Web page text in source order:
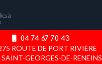
04 74 67 70 43
ROUTE DE PORT RIVIÈRE
GEORGES-DE-RENEINS